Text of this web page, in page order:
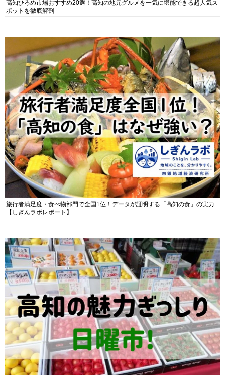
高知ひろめ市場おすすめ20選！高知の地元グルメを一気に堪能できる超人気ス
ポットを徹底解剖
旅行者満足度・食べ物部門で全国1位！データが証明する「高知の食」の実力
【しぎんラボレポート】